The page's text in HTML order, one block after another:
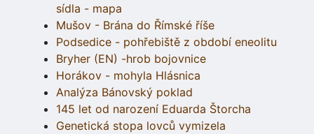
sídla - mapa
Mušov - Brána do Římské říše
Podsedice - pohřebiště z období eneolitu
Bryher (EN) -hrob bojovnice
Horákov - mohyla Hlásnica
Analýza Bánovský poklad
145 let od narození Eduarda Štorcha
Genetická stopa lovců vymizela